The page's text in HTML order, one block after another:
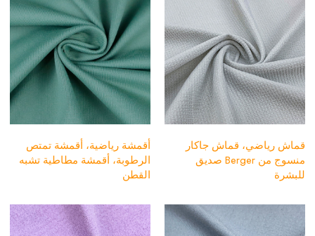
قماش رياضي، قماش جاكار
منسوج من Berger صديق
للبشرة
أقمشة رياضية، أقمشة تمتص
الرطوبة، أقمشة مطاطية تشبه
القطن